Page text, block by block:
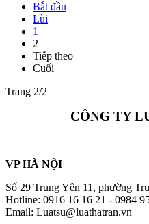
Bắt đầu
Lùi
1
2
Tiếp theo
Cuối
Trang 2/2
CÔNG TY
VP HÀ NỘI
Số 29 Trung Yên 11, phường
Hotline: 0916 16 16 21 - 0984
Email: Luatsu@luathatran.vn